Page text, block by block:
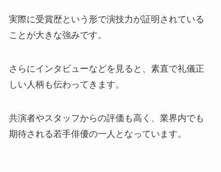
実際に受賞歴という形で演技力が証明されている
ことが大きな強みです。
さらにインタビューなどを見ると、素直で礼儀正
しい人柄も伝わってきます。
共演者やスタッフからの評価も高く、業界内でも
期待される若手俳優の一人となっています。